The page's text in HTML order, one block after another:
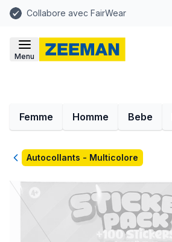
Collabore avec FairWear
Menu
Femme Homme Bebe
RetourAutocollants - Multicolore